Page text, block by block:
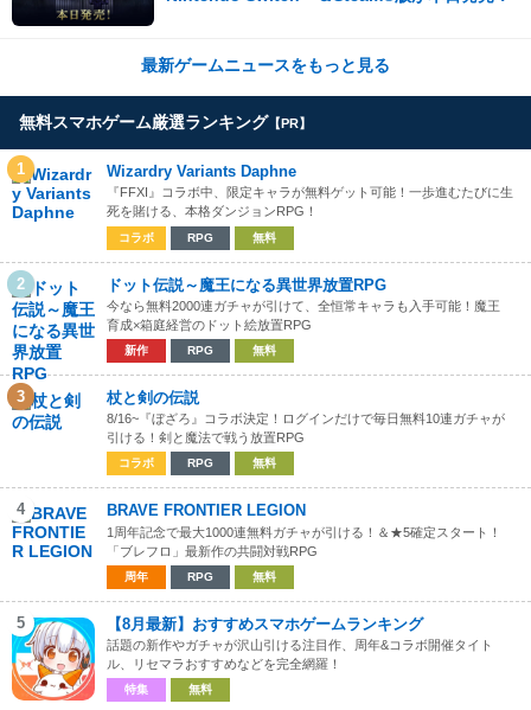
最新ゲームニュースをもっと見る
無料スマホゲーム厳選ランキング 【PR】
1 Wizardry Variants Daphne
『FFXI』コラボ中、限定キャラが無料ゲット可能！一歩進むたびに生
死を賭ける、本格ダンジョンRPG！
コラボ RPG 無料
2 ドット伝説～魔王になる異世界放置RPG
今なら無料2000連ガチャが引けて、全恒常キャラも入手可能！魔王
育成×箱庭経営のドット絵放置RPG
新作 RPG 無料
3 杖と剣の伝説
8/16~『ぼざろ』コラボ決定！ログインだけで毎日無料10連ガチャが
引ける！剣と魔法で戦う放置RPG
コラボ RPG 無料
4 BRAVE FRONTIER LEGION
1周年記念で最大1000連無料ガチャが引ける！＆★5確定スタート！
「ブレフロ」最新作の共闘対戦RPG
周年 RPG 無料
5 【8月最新】おすすめスマホゲームランキング
話題の新作やガチャが沢山引ける注目作、周年&コラボ開催タイト
ル、リセマラおすすめなどを完全網羅！
特集 無料